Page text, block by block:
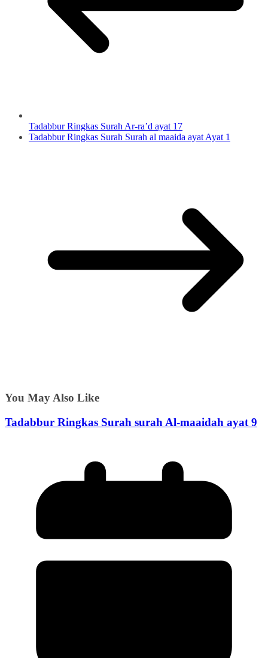
Tadabbur Ringkas Surah Ar-ra’d ayat 17
Tadabbur Ringkas Surah Surah al maaida ayat Ayat 1
You May Also Like
Tadabbur Ringkas Surah surah Al-maaidah ayat 9